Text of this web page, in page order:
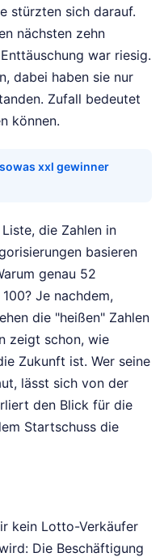
stürzten sich darauf.
nächsten zehn
war riesig.
dabei haben sie nur
Zufall bedeutet
können.
xxl gewinner
die Zahlen in
basieren
genau 52
Je nachdem,
die "heißen" Zahlen
zeigt schon, wie
Zukunft ist. Wer seine
lässt sich von der
den Blick für die
Startschuss die
kein Lotto-Verkäufer
Die Beschäftigung